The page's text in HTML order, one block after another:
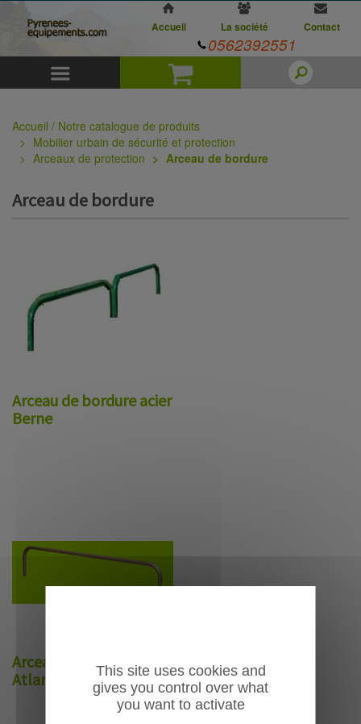
Panier
Accueil La société Contact
0562392551
Accueil / Notre catalogue de produits
Mobilier urbain de sécurité et protection
Arceaux de protection
Arceau de bordure
Arceau de bordure
Arceau de bordure acier
Berne
Arceau de bordure inox
Atlanta
This site uses cookies and
gives you control over what
you want to activate